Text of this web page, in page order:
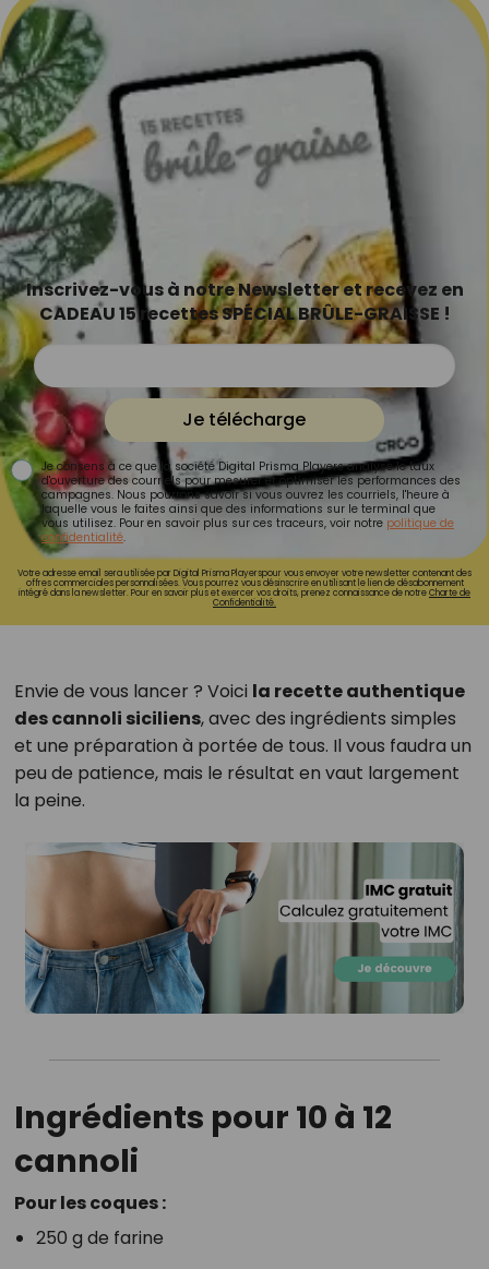
Inscrivez-vous à notre Newsletter et recevez en
CADEAU 15 recettes SPÉCIAL BRÛLE-GRAISSE !
Je télécharge
Je consens à ce que la société Digital Prisma Players analyse le taux
d'ouverture des courriels pour mesurer et optimiser les performances des
campagnes. Nous pourrons savoir si vous ouvrez les courriels, l'heure à
laquelle vous le faites ainsi que des informations sur le terminal que
vous utilisez. Pour en savoir plus sur ces traceurs, voir notre politique de
confidentialité.
Votre adresse email sera utilisée par Digital Prisma Playerspour vous envoyer votre newsletter contenant des
offres commerciales personnalisées. Vous pourrez vous désinscrire en utilisant le lien de désabonnement
intégré dans la newsletter. Pour en savoir plus et exercer vos droits, prenez connaissance de notreCharte de
Confidentialité.
Envie de vous lancer ? Voici la recette authentique
des cannoli siciliens, avec des ingrédients simples
et une préparation à portée de tous. Il vous faudra un
peu de patience, mais le résultat en vaut largement
la peine.
Ingrédients pour 10 à 12
cannoli
Pour les coques :
250 g de farine